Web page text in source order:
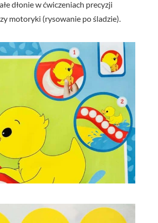
dłonie w ćwiczeniach precyzji
motoryki (rysowanie po śladzie).